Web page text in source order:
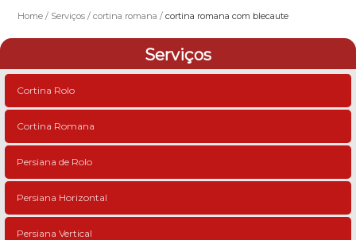
Home Serviços cortina romana cortina romana com blecaute
Serviços
Cortina Rolo
Cortina Romana
Persiana de Rolo
Persiana Horizontal
Persiana Vertical